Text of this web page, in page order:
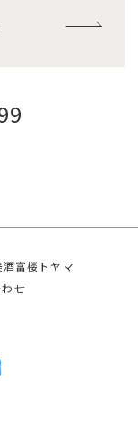
酒富楼トヤマ
せ